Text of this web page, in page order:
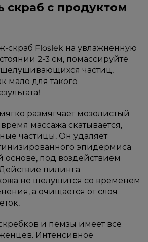
скраб с продуктом
скраб Floslek на увлажненную
2-3 см, помассируйте
частиц,
мало для такого
размягчает мозолистый
массажа скатывается,
частицы. Он удаляет
эпидермиса
основе, под воздействием
пилинга
не шелушится со временем
а очищается от слоя
и пемзы имеет все
Интенсивное